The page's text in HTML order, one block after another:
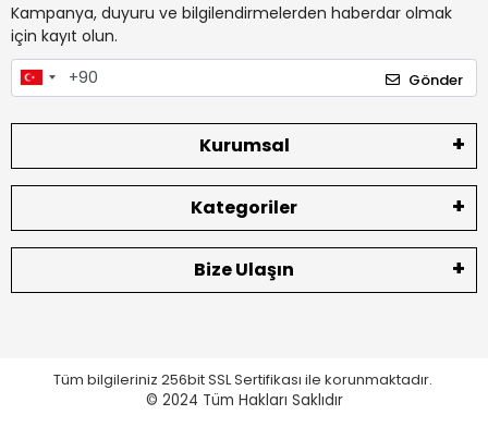
Kampanya, duyuru ve bilgilendirmelerden haberdar olmak
için kayıt olun.
Gönder
Kurumsal
Kategoriler
Bize Ulaşın
Tüm bilgileriniz 256bit SSL Sertifikası ile korunmaktadır.
© 2024 Tüm Hakları Saklıdır